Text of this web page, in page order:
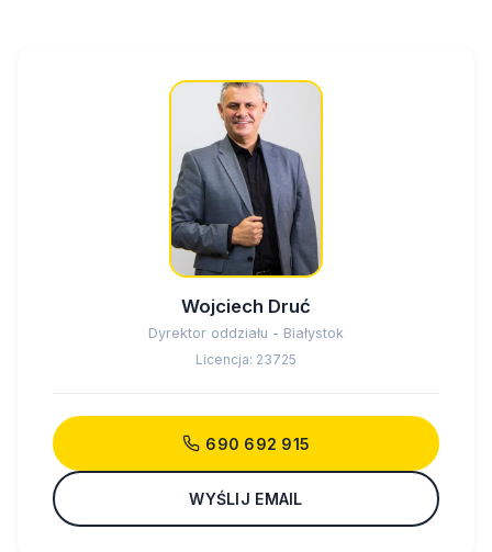
Wojciech Druć
Dyrektor oddziału - Białystok
Licencja: 23725
690 692 915
WYŚLIJ EMAIL